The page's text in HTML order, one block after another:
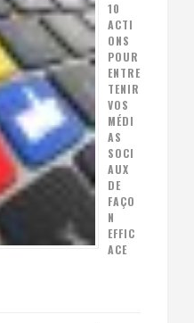
10
ACTI
ONS
POUR
ENTRE
TENIR
VOS
MÉDI
AS
SOCI
AUX
DE
FAÇO
N
EFFIC
ACE